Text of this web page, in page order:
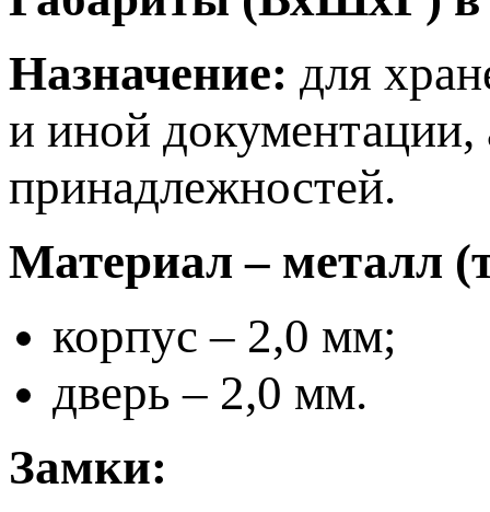
Назначение: для
и иной
принадлежностей.
Материал – металл
корпус – 2,0 мм;
дверь – 2,0 мм.
Замки: